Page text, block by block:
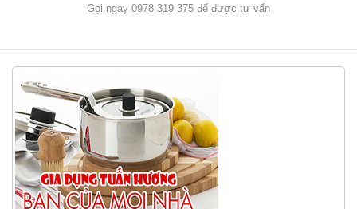
Gọi ngay 0978 319 375 để được tư vấn